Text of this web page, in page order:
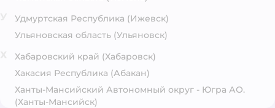
Удмуртская Республика (Ижевск)
Ульяновская область (Ульяновск)
Хабаровский край (Хабаровск)
Хакасия Республика (Абакан)
Ханты-Мансийский Автономный округ - Югра АО.
(Ханты-Мансийск)